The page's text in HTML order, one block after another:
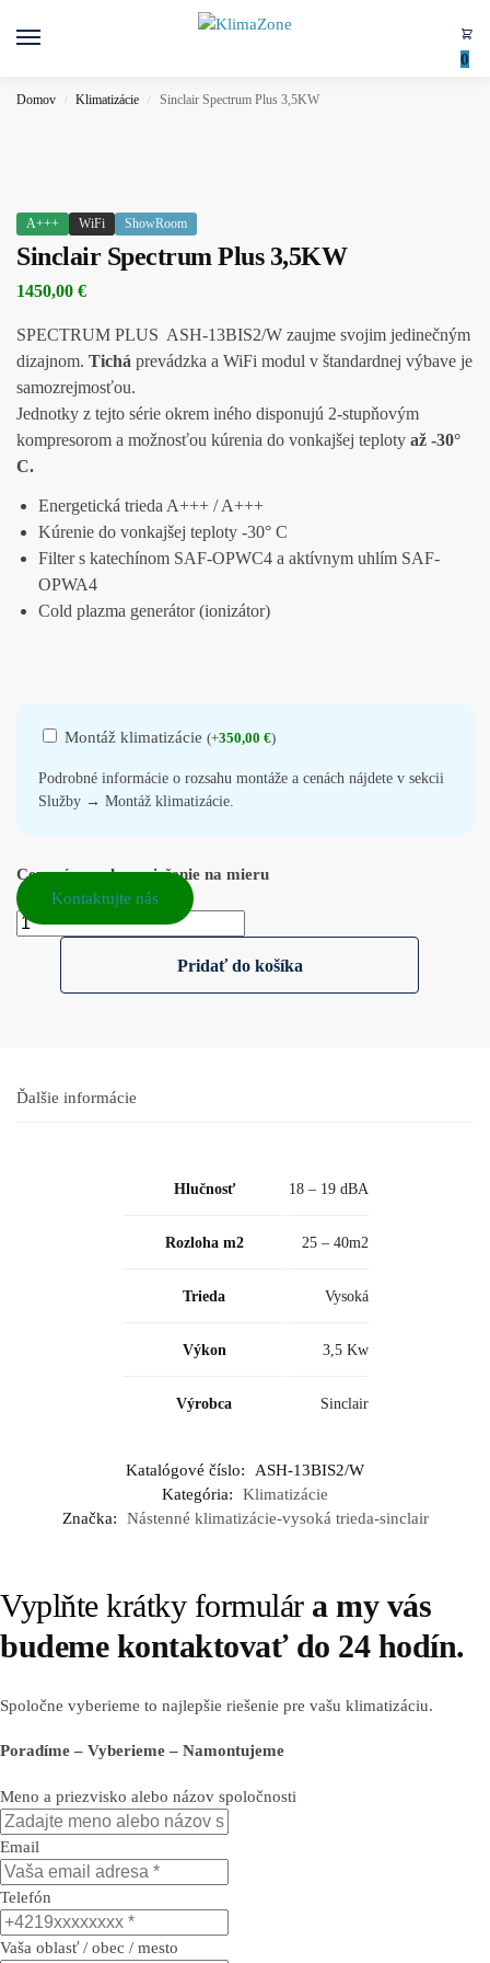
0
Domov / Klimatizácie / Sinclair Spectrum Plus 3,5KW
A+++ WiFi ShowRoom
Sinclair Spectrum Plus 3,5KW
1450,00 €
SPECTRUM PLUS ASH-13BIS2/W zaujme svojim jedinečným
dizajnom. Tichá prevádzka a WiFi modul v štandardnej výbave je
samozrejmosťou.
Jednotky z tejto série okrem iného disponujú 2-stupňovým
kompresorom a možnosťou kúrenia do vonkajšej teploty až -30°
C.
Energetická trieda A+++ / A+++
Kúrenie do vonkajšej teploty -30° C
Filter s katechínom SAF-OPWC4 a aktívnym uhlím SAF-
OPWA4
Cold plazma generátor (ionizátor)
Montáž klimatizácie (+350,00 €)
Podrobné informácie o rozsahu montáže a cenách nájdete v sekcii
Služby → Montáž klimatizácie.
Cenová ponuka a riešenie na mieru
Kontaktujte nás
Pridať do košíka
Ďalšie informácie
Hlučnosť 18 – 19 dBA
Rozloha m2 25 – 40m2
Trieda Vysoká
Výkon 3,5 Kw
Výrobca Sinclair
Katalógové číslo:
ASH-13BIS2/W
Kategória:
Klimatizácie
Značka:
Nástenné klimatizácie-vysoká trieda-sinclair
Vyplňte krátky formulára my vás
budeme kontaktovať do 24 hodín.
Spoločne vyberieme to najlepšie riešenie pre vašu klimatizáciu.
Poradíme – Vyberieme – Namontujeme
Meno a priezvisko alebo názov spoločnosti
Email
Telefón
Vaša oblasť / obec / mesto